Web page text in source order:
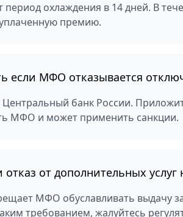
период охлаждения в 14 дней. В
премию.
если МФО отказывается
банк России.
МФО и может применить санкции.
отказ от дополнительных
МФО обуславливать выдачу
требованием, жалуйтесь